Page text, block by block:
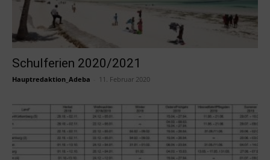
Schulferien 2020/2021
Hauptredaktion_Adeba 11. Februar 2020